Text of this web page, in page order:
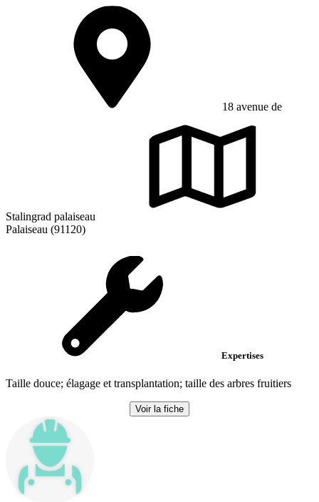
18 avenue de
Stalingrad palaiseau
Palaiseau (91120)
Expertises
Taille douce; élagage et transplantation; taille des arbres fruitiers
Voir la fiche